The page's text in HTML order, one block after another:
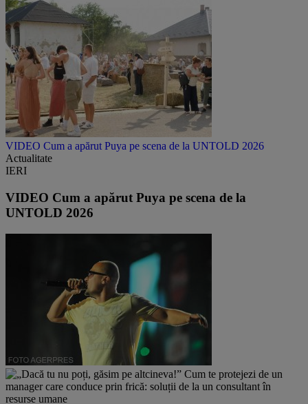
VIDEO Cum a apărut Puya pe scena de la UNTOLD 2026
Actualitate
IERI
VIDEO Cum a apărut Puya pe scena de la
UNTOLD 2026